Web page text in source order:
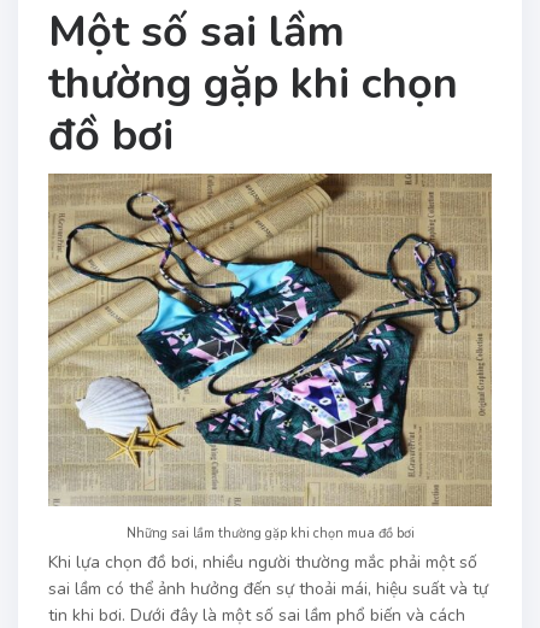
Một số sai lầm
thường gặp khi chọn
đồ bơi
Những sai lầm thường gặp khi chọn mua đồ bơi
Khi lựa chọn đồ bơi, nhiều người thường mắc phải một số
sai lầm có thể ảnh hưởng đến sự thoải mái, hiệu suất và tự
tin khi bơi. Dưới đây là một số sai lầm phổ biến và cách